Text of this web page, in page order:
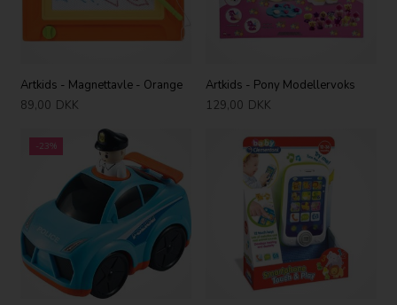
Artkids - Magnettavle - Orange
89,00 DKK
Artkids - Pony Modellervoks
129,00 DKK
-23%